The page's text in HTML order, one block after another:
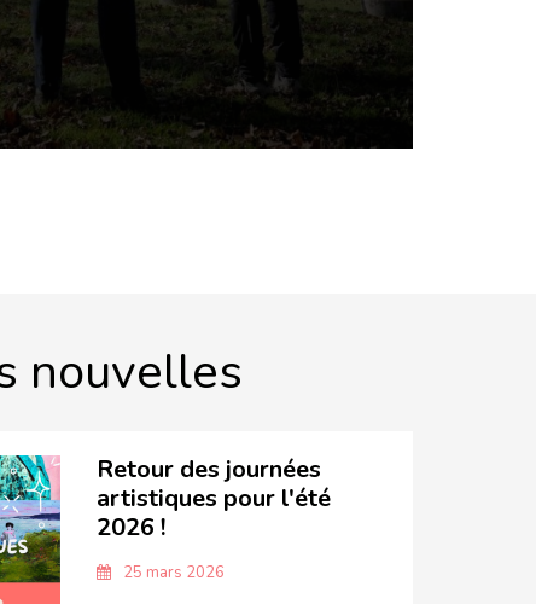
nouvelles
Retour des journées
artistiques pour l'été
2026 !
25 mars 2026